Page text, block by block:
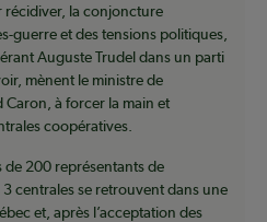
récidiver, la conjoncture
guerre et des tensions politiques,
Auguste Trudel dans un parti
mènent le ministre de
Caron, à forcer la main et
coopératives.
de 200 représentants de
centrales se retrouvent dans une
et, après l’acceptation des